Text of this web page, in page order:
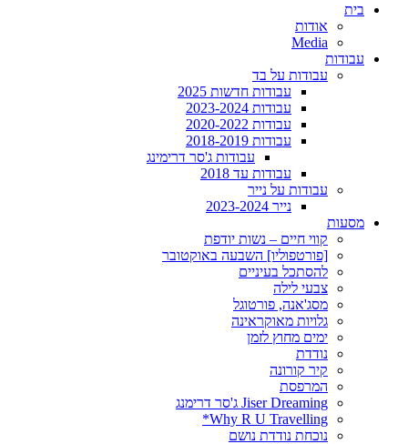
בית
אודות
Media
עבודות
עבודות על בד
עבודות חדשות 2025
עבודות 2023-2024
עבודות 2020-2022
עבודות 2018-2019
עבודות ג'סר דרימינג
עבודות עד 2018
עבודות על נייר
נייר 2023-2024
מסעות
קווי חיים – נשות יודפת
[פורטפוליו] השבעה באוקטובר
להסתכל בעיניים
צבעי לילה
מסג'אנה, פורטוגל
גלויות מאוקראינה
ימים מחוץ לזמן
נודדת
קיר קורונה
המרפסת
Jiser Dreaming ג'סר דרימנג
Why R U Travelling*
נוכחת נודדת נושם